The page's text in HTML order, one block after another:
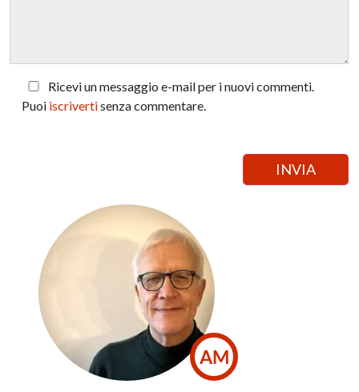
Ricevi un messaggio e-mail per i nuovi commenti.
Puoi iscrivertisenza commentare.
AM